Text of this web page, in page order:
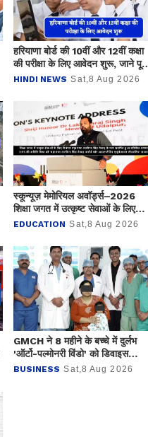
हरियाणा बोर्ड की 10वीं और 12वीं कक्षा
की परीक्षा के लिए आवेदन शुरू, जाने पूरी
डिटेल
HINDI NEWS Sat,8 Aug 2026
स्कून्यूज़ मेमोरियल अवॉर्ड्स–2026
शिक्षा जगत में उत्कृष्ट सेवाओं के लिए
दिवंगत महाराणा अरविन्द सिंह मेवाड़ के
EDUCATION Sat,8 Aug 2026
GMCH ने 8 महीने के बच्चे में दुर्लभ
'ऑर्टो-पल्मोनरी विंडो' को डिवाइस
क्लोजर से ठीक करके रचा इतिहास
BUSINESS Sat,8 Aug 2026